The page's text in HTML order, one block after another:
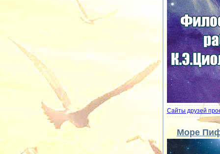
Сайты друзей
Море